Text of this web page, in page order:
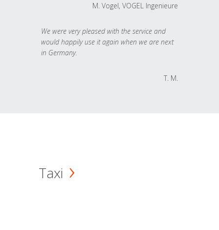
M. Vogel, VOGEL Ingenieure
We were very pleased with the service and
would happily use it again when we are next
in Germany.
T. M.
Taxi